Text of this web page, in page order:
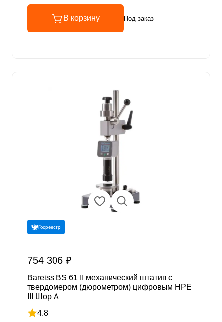
В корзину Под заказ
Госреестр
754 306 ₽
Bareiss BS 61 II механический штатив с
твердомером (дюрометром) цифровым HPE
III Шор А
4.8
Рейтинг 4.8 из 5